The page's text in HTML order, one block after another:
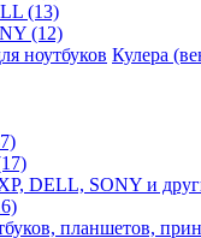
(13)
(12)
Кулера
DELL, SONY и